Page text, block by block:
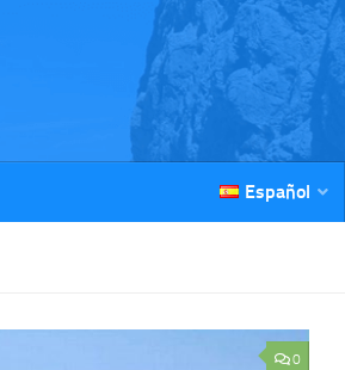
Español
0